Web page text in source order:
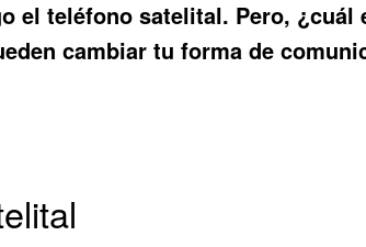
elteléfono satelital. Pero, ¿cuál
cambiar tu forma de